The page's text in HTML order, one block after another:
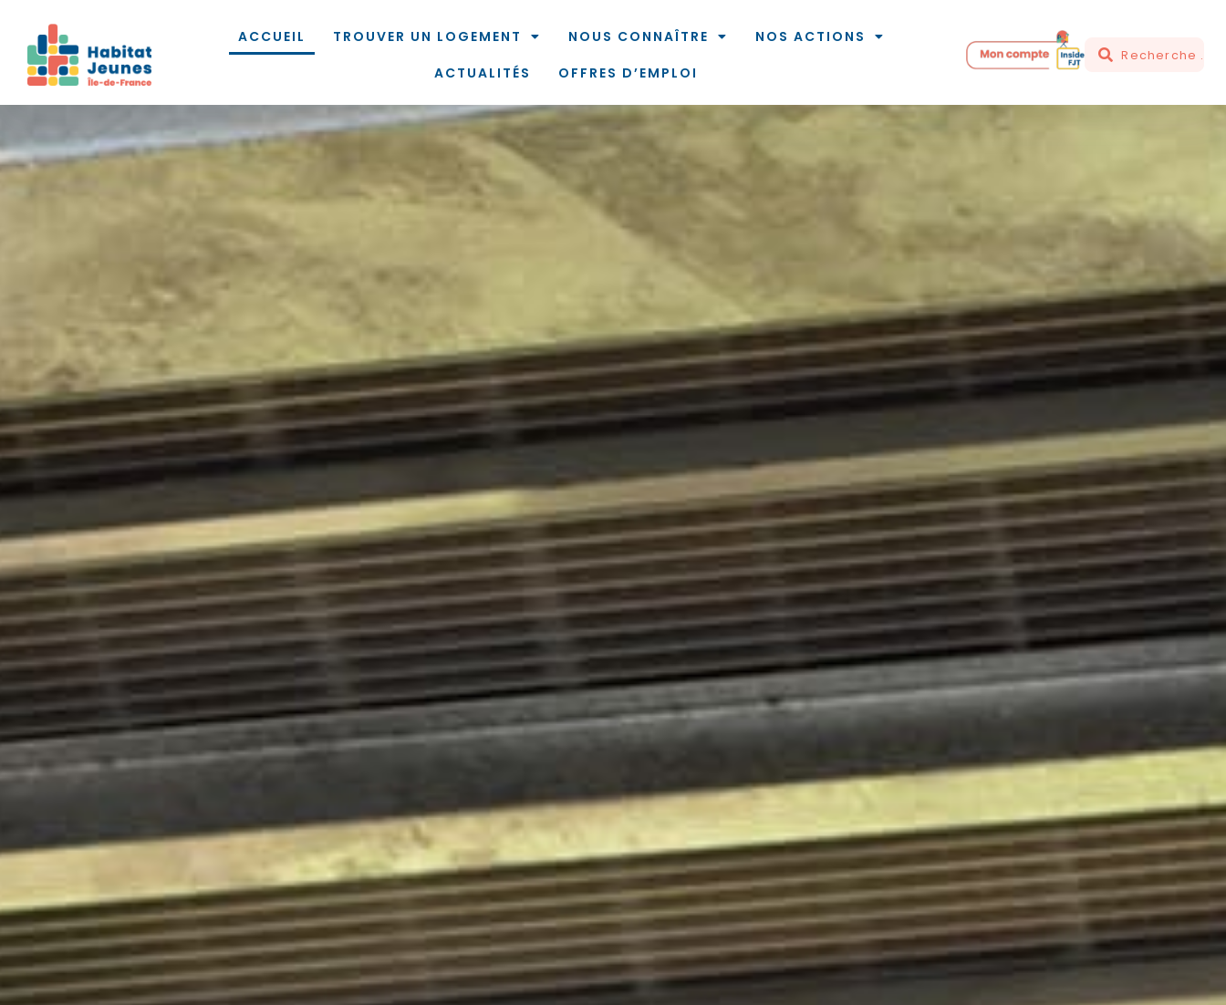
ACCUEIL TROUVER UN LOGEMENT NOUS CONNAÎTRE
NOS ACTIONS
ACTUALITÉS
OFFRES D’EMPLOI